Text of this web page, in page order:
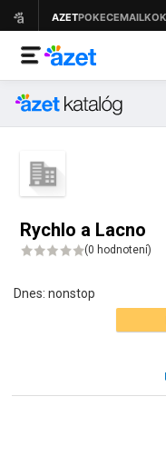
Rychlo a Lacno
(0 hodnotení)
Dnes: nonstop